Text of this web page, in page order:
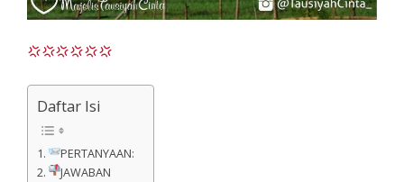
Daftar Isi
PERTANYAAN:
JAWABAN